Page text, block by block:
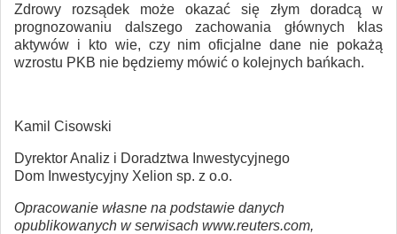
Zdrowy rozsądek może okazać się złym doradcą w
prognozowaniu dalszego zachowania głównych klas
aktywów i kto wie, czy nim oficjalne dane nie pokażą
wzrostu PKB nie będziemy mówić o kolejnych bańkach.
Kamil Cisowski
Dyrektor Analiz i Doradztwa Inwestycyjnego
Dom Inwestycyjny Xelion sp. z o.o.
Opracowanie własne na podstawie danych
opublikowanych w serwisach www.reuters.com,